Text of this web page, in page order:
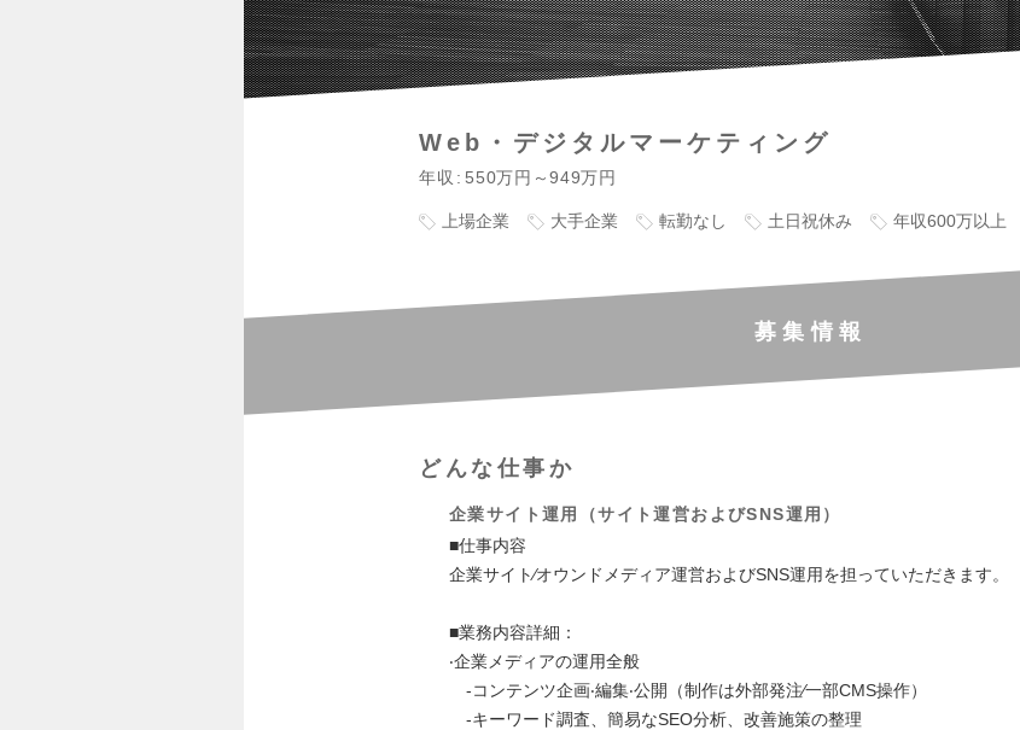
Web・デジタルマーケティング
年収 550万円～949万円
上場企業 大手企業 転勤なし 土日祝休み 年収600万以上
募集情報
どんな仕事か
企業サイト運⽤（サイト運営およびSNS運⽤）
■仕事内容
企業サイト∕オウンドメディア運営およびSNS運⽤を担っていただきます。
■業務内容詳細：
‧企業メディアの運⽤全般
-コンテンツ企画‧編集‧公開（制作は外部発注∕⼀部CMS操作）
-キーワード調査、簡易なSEO分析、改善施策の整理